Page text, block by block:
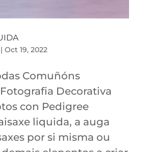
Oct 19, 2022
Comuñóns
Decorativa
con Pedigree
liquida, a auga
por si misma ou